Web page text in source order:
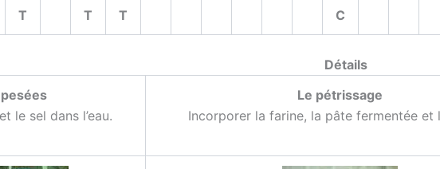
T T T C
Détails
le sel dans l’eau.
Le pétris­sage
Incor­po­rer la farine, la pâte fer­men­tée et